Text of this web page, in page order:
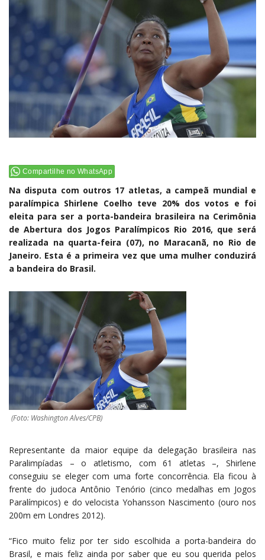
Compartilhe no WhatsApp
Na disputa com outros 17 atletas, a campeã mundial e
paralímpica Shirlene Coelho teve 20% dos votos e foi
eleita para ser a porta-bandeira brasileira na Cerimônia
de Abertura dos Jogos Paralímpicos Rio 2016, que será
realizada na quarta-feira (07), no Maracanã, no Rio de
Janeiro. Esta é a primeira vez que uma mulher conduzirá
a bandeira do Brasil.
(Foto: Washington Alves/CPB)
Representante da maior equipe da delegação brasileira nas
Paralimpíadas – o atletismo, com 61 atletas –, Shirlene
conseguiu se eleger com uma forte concorrência. Ela ficou à
frente do judoca Antônio Tenório (cinco medalhas em Jogos
Paralímpicos) e do velocista Yohansson Nascimento (ouro nos
200m em Londres 2012).
“Fico muito feliz por ter sido escolhida a porta-bandeira do
Brasil, e mais feliz ainda por saber que eu sou querida pelos